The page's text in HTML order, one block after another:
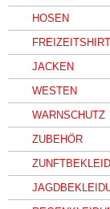
HOSEN
JACKEN
WESTEN
WARNSCHUTZ
ZUBEHÖR